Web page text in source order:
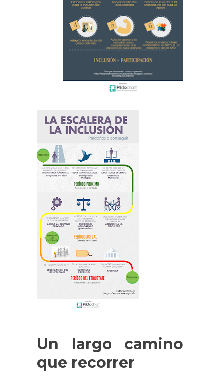
Un largo camino
que recorrer